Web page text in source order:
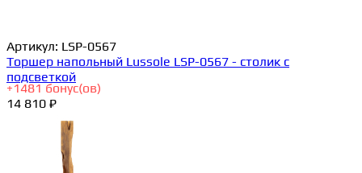
Артикул: LSP-0567
Торшер напольный Lussole LSP-0567 - столик с
подсветкой
+1481 бонус(ов)
14 810 ₽